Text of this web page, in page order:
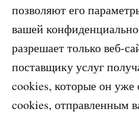
позволяют его
вашей
разрешает только веб-
поставщику услуг
cookies, которые он уже
cookies, отправленным